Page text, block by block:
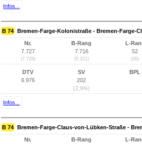
Infos...
B 74 Bremen-Farge-Kolonistraße - Bremen-Farge-
Nr.
7.727
(7.729)
B-Rang
7.716
(5.321)
L-
52
(26)
DTV
6.976
SV
202
(2,9%)
BPL
Infos...
B 74 Bremen-Farge-Claus-von-Lübken-Straße -
Nr.
B-Rang
L-